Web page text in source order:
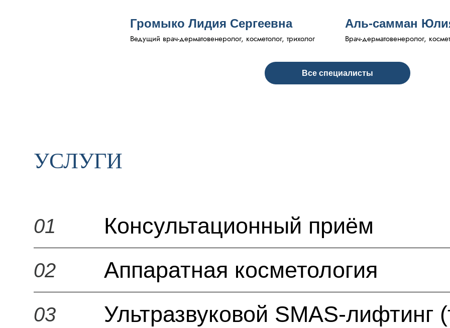
Громыко Лидия Сергеевна
Ведущий врач-дерматовенеролог, косметолог, трихолог
Аль-самман
Врач-дерматовенеролог,
Все специалисты
УСЛУГИ
01 Консультационный приём
02 Аппаратная косметология
03 Ультразвуковой SMAS-лифтинг